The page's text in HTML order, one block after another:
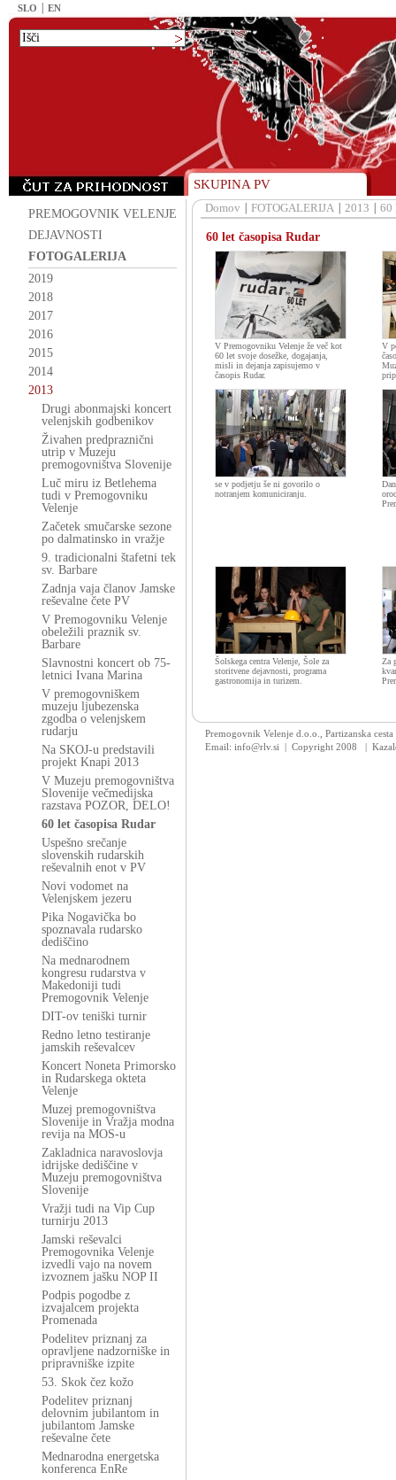
SLO EN
SKUPINA PV
PREMOGOVNIK VELENJE
DEJAVNOSTI
FOTOGALERIJA
2019
2018
2017
2016
2015
2014
2013
Drugi abonmajski koncert
velenjskih godbenikov
Živahen predpraznični
utrip v Muzeju
premogovništva Slovenije
Luč miru iz Betlehema
tudi v Premogovniku
Velenje
Začetek smučarske sezone
po dalmatinsko in vražje
9. tradicionalni štafetni tek
sv. Barbare
Zadnja vaja članov Jamske
reševalne čete PV
V Premogovniku Velenje
obeležili praznik sv.
Barbare
Slavnostni koncert ob 75-
letnici Ivana Marina
V premogovniškem
muzeju ljubezenska
zgodba o velenjskem
rudarju
Na SKOJ-u predstavili
projekt Knapi 2013
V Muzeju premogovništva
Slovenije večmedijska
razstava POZOR, DELO!
60 let časopisa Rudar
Uspešno srečanje
slovenskih rudarskih
reševalnih enot v PV
Novi vodomet na
Velenjskem jezeru
Pika Nogavička bo
spoznavala rudarsko
dediščino
Na mednarodnem
kongresu rudarstva v
Makedoniji tudi
Premogovnik Velenje
DIT-ov teniški turnir
Redno letno testiranje
jamskih reševalcev
Koncert Noneta Primorsko
in Rudarskega okteta
Velenje
Muzej premogovništva
Slovenije in Vražja modna
revija na MOS-u
Zakladnica naravoslovja
idrijske dediščine v
Muzeju premogovništva
Slovenije
Vražji tudi na Vip Cup
turnirju 2013
Jamski reševalci
Premogovnika Velenje
izvedli vajo na novem
izvoznem jašku NOP II
Podpis pogodbe z
izvajalcem projekta
Promenada
Podelitev priznanj za
opravljene nadzorniške in
pripravniške izpite
53. Skok čez kožo
Podelitev priznanj
delovnim jubilantom in
jubilantom Jamske
reševalne čete
Mednarodna energetska
konferenca EnRe
Domov FOTOGALERIJA 2013 60
60 let časopisa Rudar
V Premogovniku Velenje že več kot
60 let svoje dosežke, dogajanja,
misli in dejanja zapisujemo v
časopis Rudar.
V
se v podjetju še ni govorilo o
notranjem komuniciranju.
Šolskega centra Velenje, Šole za
storitvene dejavnosti, programa
gastronomija in turizem.
Za
Premogovnik Velenje d.o.o., Partizanska
Email: info@rlv.si | Copyright 2008
|